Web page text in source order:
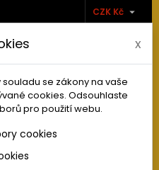
CZK Kč 
 shopping_cart0
x
se zákony na vaše
cookies. Odsouhlaste
pro použití webu.
cookies